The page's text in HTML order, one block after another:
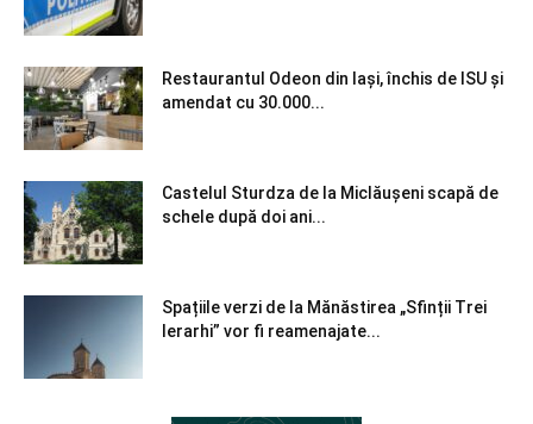
Restaurantul Odeon din Iași, închis de ISU și
amendat cu 30.000...
Castelul Sturdza de la Miclăușeni scapă de
schele după doi ani...
Spațiile verzi de la Mănăstirea „Sfinții Trei
Ierarhi” vor fi reamenajate...